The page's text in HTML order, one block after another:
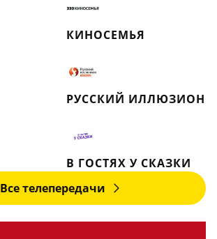
КИНОСЕМЬЯ
РУССКИЙ ИЛЛЮЗИОН
В ГОСТЯХ У СКАЗКИ
Все телепередачи